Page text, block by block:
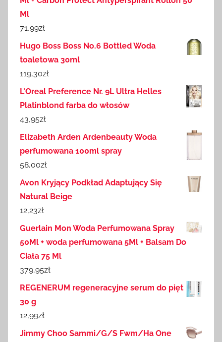
Ml
71,99zł
Hugo Boss Boss No.6 Bottled Woda
toaletowa 30ml
119,30zł
L'Oreal Preference Nr. 9L Ultra Helles
Platinblond farba do włosów
43,95zł
Elizabeth Arden Ardenbeauty Woda
perfumowana 100ml spray
58,00zł
Avon Kryjący Podkład Adaptujący Się
Natural Beige
12,23zł
Guerlain Mon Woda Perfumowana Spray
50Ml + woda perfumowana 5Ml + Balsam Do
Ciała 75 Ml
379,95zł
REGENERUM regeneracyjne serum do pięt
30 g
12,99zł
Jimmy Choo Sammi/G/S Fwm/Ha One